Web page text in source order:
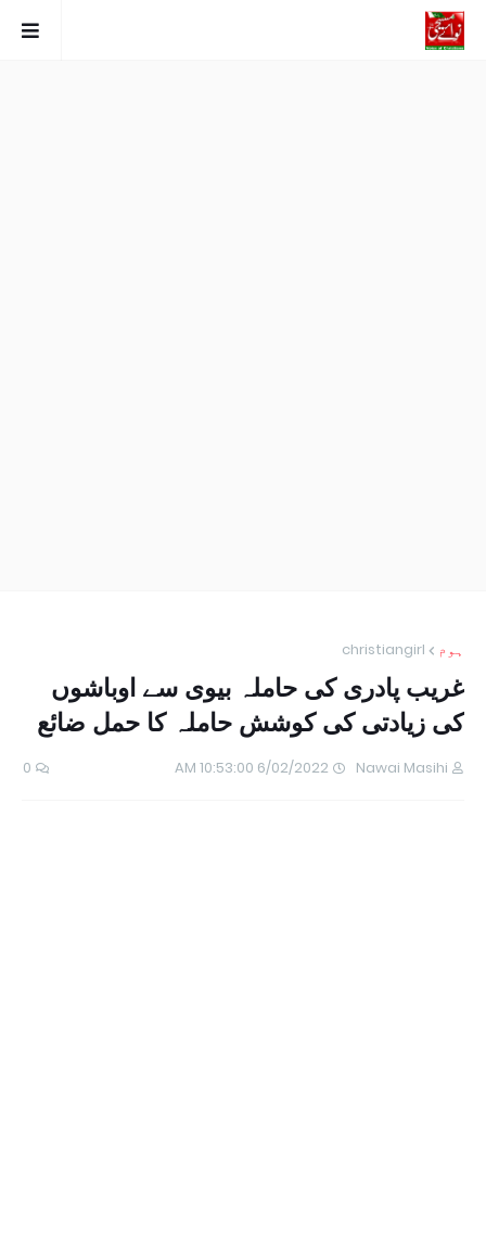
ہوم christiangirl
غریب پادری کی حاملہ بیوی سے اوباشوں
کی زیادتی کی کوشش حاملہ کا حمل ضائع
Nawai Masihi
6/02/2022 10:53:00 AM
0